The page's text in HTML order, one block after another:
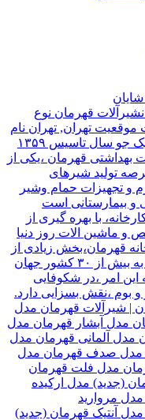
شیرآلات قهرمان نوع
تهران, تهران نام
مدیر قهرمان نیک جو سال تاسیس ۱۳۵۹
بهداشتی قهرمان ،یکی از
تولید شیرهای
و تجهیزات حمام وشیر
و بیمارستانی است
با بهره گیری از
و ماشین الات روز دنیا
قهرمان،بخش زیادی از
تولیدات خود را به بیش از ۳۰ کشور جهان
این امر ،در شکوفایی
بوم ،نقش بسزایی دارد.
| شیرآلات قهرمان مدل
مدل آبشار قهرمان مدل
مدل آلمانی قهرمان مدل
مدل صدف قهرمان مدل
مدل فلت قهرمان
(جدید) مدل ارکیده
مروارید
آنتیک قهرمان (جدید)